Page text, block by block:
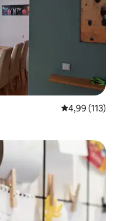
Średnia
4,99 (113)